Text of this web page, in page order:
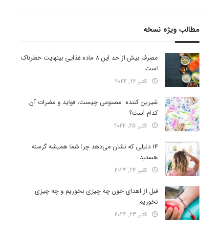
مطالب ویژه نسخه
مصرف بیش از حد این 8 ماده غذایی بینهایت خطرناک
است
اکتبر 26, 2024
شیرین کننده مصنوعی چیست، فواید و مضرات آن
کدام است؟
اکتبر 25, 2024
14 دلیلی که نشان می‌دهد چرا شما همیشه گرسنه
هستید
اکتبر 24, 2024
قبل از اهدای خون چه چیزی بخوریم و چه چیزی
نخوریم
اکتبر 23, 2024